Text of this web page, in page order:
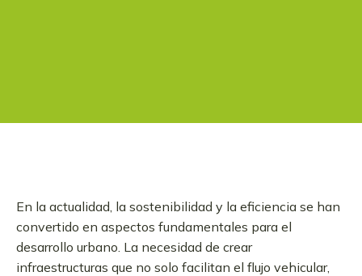
En la actualidad, la sostenibilidad y la eficiencia se han
convertido en aspectos fundamentales para el
desarrollo urbano. La necesidad de crear
infraestructuras que no solo facilitan el flujo vehicular,